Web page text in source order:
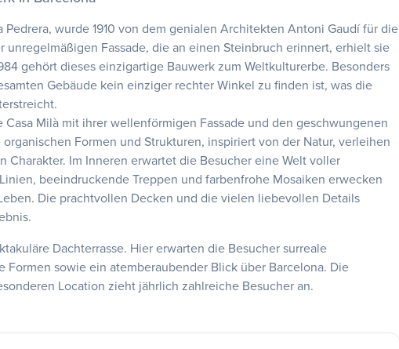
Pedrera, wurde 1910 von dem genialen Architekten Antoni Gaudí für die
Fassade, die an einen Steinbruch erinnert, erhielt sie
gehört dieses einzigartige Bauwerk zum Weltkulturerbe. Besonders
Gebäude kein einziger rechter Winkel zu finden ist, was die
Milà mit ihrer wellenförmigen Fassade und den geschwungenen
Formen und Strukturen, inspiriert von der Natur, verleihen
Charakter. Im Inneren erwartet die Besucher eine Welt voller
beeindruckende Treppen und farbenfrohe Mosaiken erwecken
Die prachtvollen Decken und die vielen liebevollen Details
Dachterrasse. Hier erwarten die Besucher surreale
Formen sowie ein atemberaubender Blick über Barcelona. Die
Location zieht jährlich zahlreiche Besucher an.